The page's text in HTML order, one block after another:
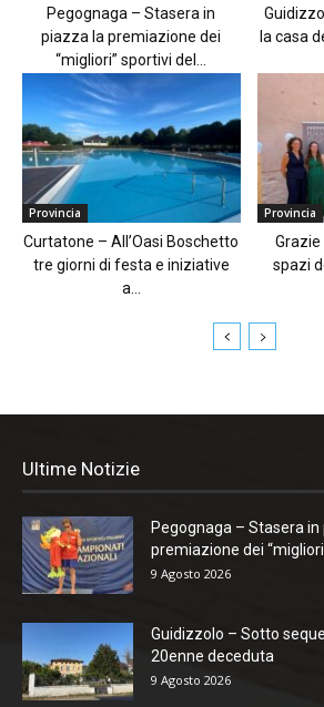
Pegognaga – Stasera in
piazza la premiazione dei
“migliori” sportivi del...
la casa
Provincia
Curtatone – All’Oasi Boschetto
tre giorni di festa e iniziative
a...
Provincia
Grazie
spazi
Ultime Notizie
Pegognaga – Stasera in
premiazione dei
9 Agosto 2026
Guidizzolo – Sotto
20enne deceduta
9 Agosto 2026